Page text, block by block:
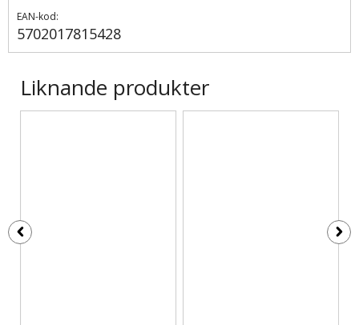
EAN-kod:
5702017815428
Liknande produkter